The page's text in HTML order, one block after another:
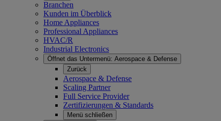
Branchen
Kunden im Überblick
Home Appliances
Professional Appliances
HVAC/R
Industrial Electronics
Öffnet das Untermenü: Aerospace & Defense
Zurück
Aerospace & Defense
Scaling Partner
Full Service Provider
Zertifizierungen & Standards
Menü schließen